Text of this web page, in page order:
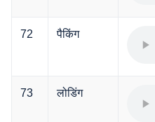
72 पैकिंग
73 लोडिंग